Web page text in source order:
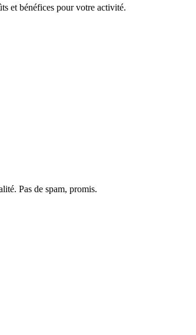
et bénéfices pour votre activité.
Pas de spam, promis.